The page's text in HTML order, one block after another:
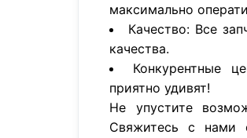
максимально
Качество: Все
качества.
Конкурентные
приятно удивят!
Не упустите
Свяжитесь с нами